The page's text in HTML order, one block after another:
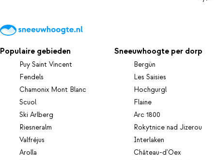
Populaire gebieden
Puy Saint Vincent
Fendels
Chamonix Mont Blanc
Scuol
Ski Arlberg
Riesneralm
Valfréjus
Arolla
Sneeuwhoogte per dorp
Bergün
Les Saisies
Hochgurgl
Flaine
Arc 1800
Rokytnice nad Jizerou
Interlaken
Château-d'Oex